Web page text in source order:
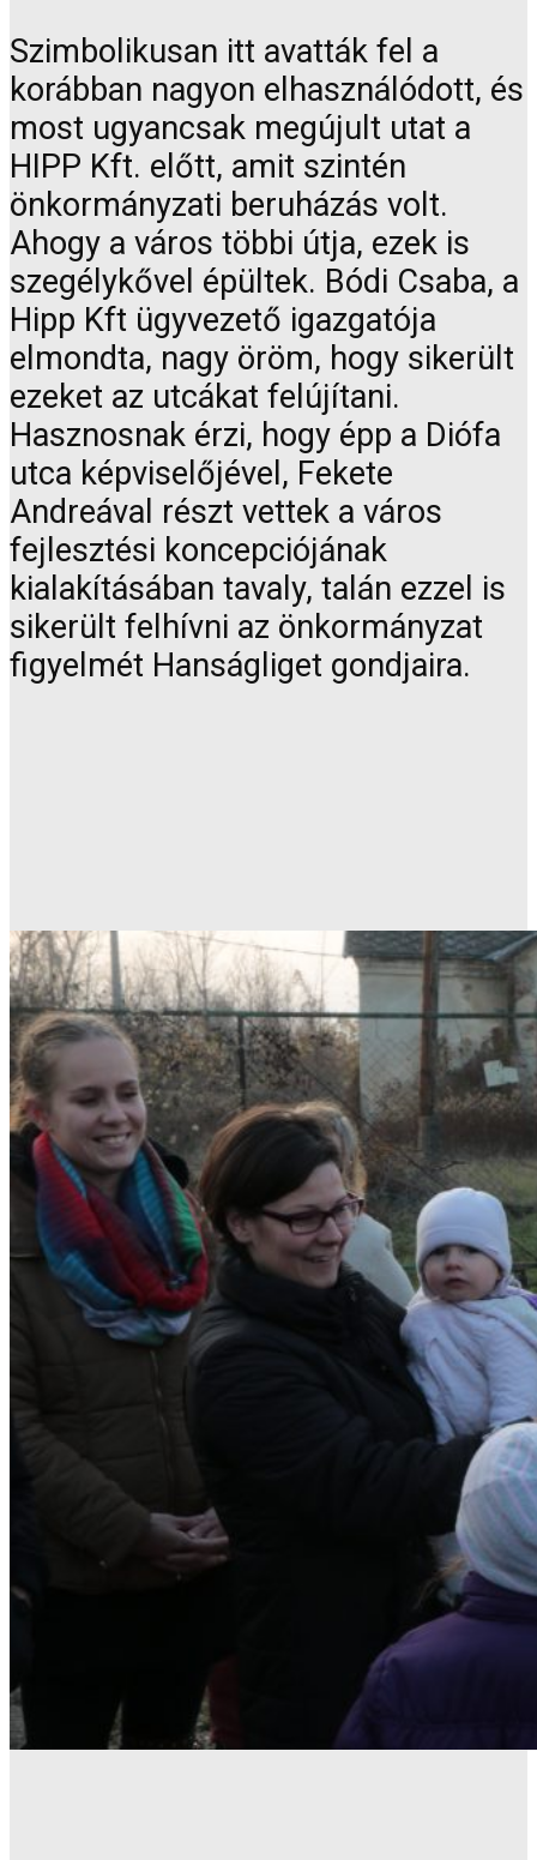
Szimbolikusan itt avatták fel a
korábban nagyon elhasználódott, és
most ugyancsak megújult utat a
HIPP Kft. előtt, amit szintén
önkormányzati beruházás volt.
Ahogy a város többi útja, ezek is
szegélykővel épültek. Bódi Csaba, a
Hipp Kft ügyvezető igazgatója
elmondta, nagy öröm, hogy sikerült
ezeket az utcákat felújítani.
Hasznosnak érzi, hogy épp a Diófa
utca képviselőjével, Fekete
Andreával részt vettek a város
fejlesztési koncepciójának
kialakításában tavaly, talán ezzel is
sikerült felhívni az önkormányzat
figyelmét Hanságliget gondjaira.